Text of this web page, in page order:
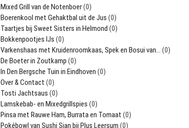
Mixed Grill van de Notenboer(0)
Boerenkool met Gehaktbal uit de Jus (0)
Taartjes bij Sweet Sisters in Helmond (0)
Bokkenpootjes IJs (0)
Varkenshaas met Kruidenroomkaas, Spek en Bosui van… (0)
De Boeter in Zoutkamp (0)
In Den Bergsche Tuin in Eindhoven (0)
Over & Contact (0)
Tosti Jachtsaus (0)
Lamskebab- en Mixedgrillspies (0)
Pinsa met Rauwe Ham, Burrata en Tomaat (0)
Pokébowl van Sushi Sian bij Plus Leersum (0)